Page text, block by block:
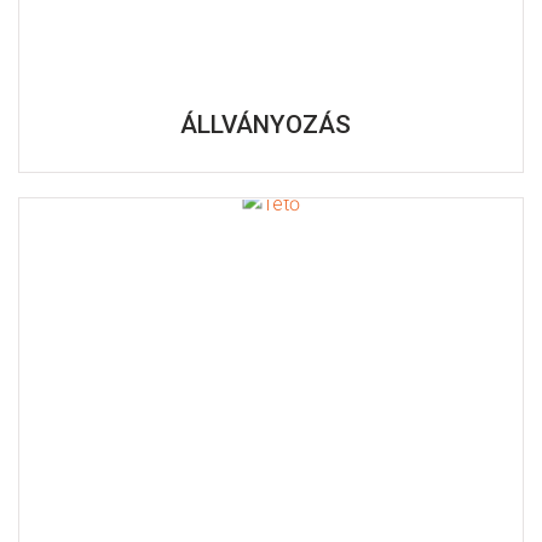
ÁLLVÁNYOZÁS